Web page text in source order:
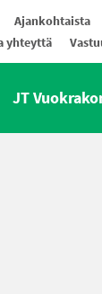
Ajankohtaista
yhteyttä
JT